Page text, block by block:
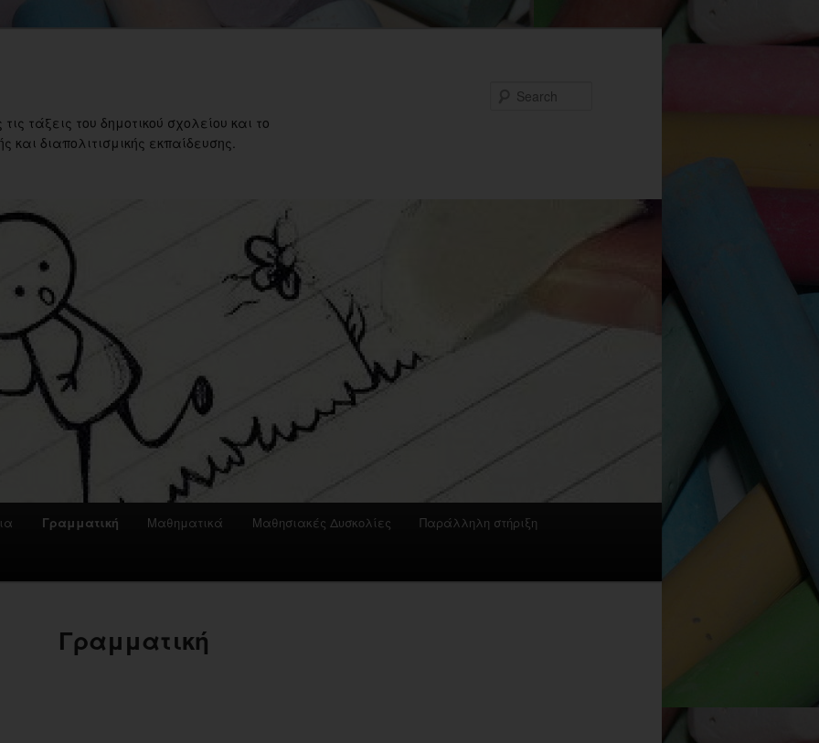
τάξεις του δημοτικού σχολείου και το
διαπολιτισμικής εκπαίδευσης.
Γραμματική Μαθηματικά Μαθησιακές Δυσκολίες Παράλληλη στήριξη
Γραμματική